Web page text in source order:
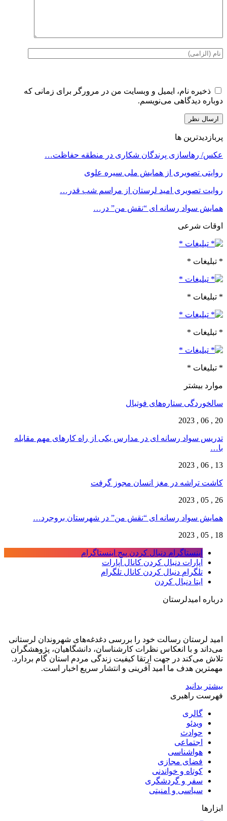
ذخیره نام، ایمیل و وبسایت من در مرورگر برای زمانی که
دوباره دیدگاهی می‌نویسم.
پربازدیدترین ها
عکس/ رهاسازی پرندگان شکاری در منطقه حفاظت…
روایتی تصویری از همایش ملی سیره علوی
روایت تصویری امید لرستان از مراسم شب قدر…
همایش سواد رسانه ای “نقش من” در…
اوقات شرعی
* تبلیغات *
* تبلیغات *
* تبلیغات *
* تبلیغات *
موارد بیشتر
سالخوردگی ستاره‌های فوتبال
20 , 06 , 2023
تدریس سواد رسانه ای در مدارس یکی از راه کارهای مهم مقابله
با…
13 , 06 , 2023
کاشت تراشه در مغز انسان مجوز گرفت
26 , 05 , 2023
همایش سواد رسانه ای “نقش من” در شهرستان بروجرد…
18 , 05 , 2023
اینستاگرام دنبال کردن پیج اینستاگرام
آپارات دنبال کردن کانال آپارات
تلگرام دنبال کردن کانال تلگرام
ایتا دنبال کردن
درباره امیدلرستان
امید لرستان رسالت خود را بررسی دغدغه‌های شهروندان لرستانی
می‌داند و با انعکاس نظرات کارشناسان، دانشگاهیان، پژوهشگران
تلاش می‌کند در جهت ارتقا کیفیت زندگی مردم استان گام بردارد.
مهمترین هدف ما امید آفرینی و انتشار سریع اخبار است.
بیشتر بدانید
فهرست راهبری
گالری
ویدئو
حوادث
اجتماعی
هواشناسی
فضای مجازی
کوتاه و خواندنی
سفر و گردشگری
سیاسی و امنیتی
ابزارها